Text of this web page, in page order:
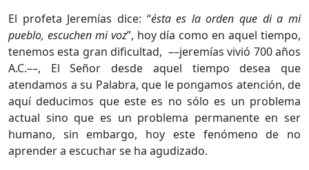
El profeta Jeremías dice: “ésta es la orden que di a mi
pueblo, escuchen mi voz”, hoy día como en aquel tiempo,
tenemos esta gran dificultad, ––jeremías vivió 700 años
A.C.––, El Señor desde aquel tiempo desea que
atendamos a su Palabra, que le pongamos atención, de
aquí deducimos que este es no sólo es un problema
actual sino que es un problema permanente en ser
humano, sin embargo, hoy este fenómeno de no
aprender a escuchar se ha agudizado.